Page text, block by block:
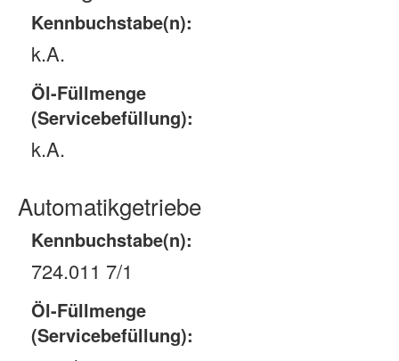
Kennbuchstabe(n):
k.A.
Öl-Füllmenge
(Servicebefüllung):
k.A.
Automatikgetriebe
Kennbuchstabe(n):
724.011 7/1
Öl-Füllmenge
(Servicebefüllung):